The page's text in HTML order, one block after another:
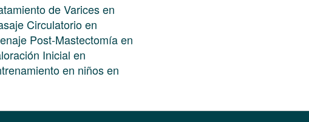
de Varices en
Circulatorio en
Post-Mastectomía en
Inicial en
en niños en